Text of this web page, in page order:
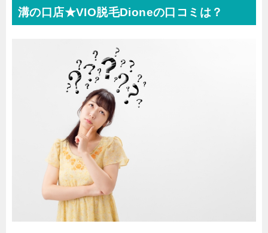
溝の口店★VIO脱毛Dioneの口コミは？